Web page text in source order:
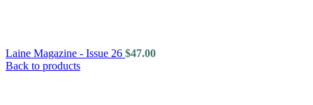
Laine Magazine - Issue 26 $47.00
Back to products